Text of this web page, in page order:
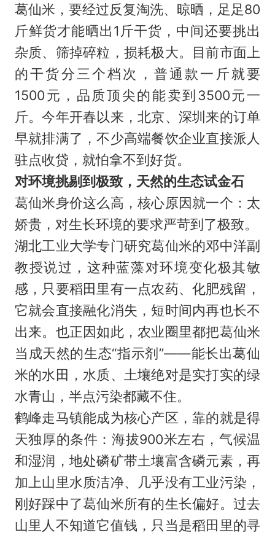
葛仙米，要经过反复淘洗、晾晒，足足80
斤鲜货才能晒出1斤干货，中间还要挑出
杂质、筛掉碎粒，损耗极大。目前市面上
的干货分三个档次，普通款一斤就要
1500元，品质顶尖的能卖到3500元一
斤。今年开春以来，北京、深圳来的订单
早就排满了，不少高端餐饮企业直接派人
驻点收贷，就怕拿不到好货。
对环境挑剔到极致，天然的生态试金石
葛仙米身价这么高，核心原因就一个：太
娇贵，对生长环境的要求严苛到了极致。
湖北工业大学专门研究葛仙米的邓中洋副
教授说过，这种蓝藻对环境变化极其敏
感，只要稻田里有一点农药、化肥残留，
它就会直接融化消失，短时间内再也长不
出来。也正因如此，农业圈里都把葛仙米
当成天然的生态“指示剂”——能长出葛仙
米的水田，水质、土壤绝对是实打实的绿
水青山，半点污染都藏不住。
鹤峰走马镇能成为核心产区，靠的就是得
天独厚的条件：海拔900米左右，气候温
和湿润，地处磷矿带土壤富含磷元素，再
加上山里水质洁净、几乎没有工业污染，
刚好踩中了葛仙米所有的生长偏好。过去
山里人不知道它值钱，只当是稻田里的寻